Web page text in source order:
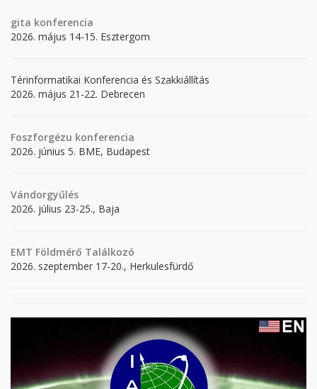
gita konferencia
2026. május 14-15. Esztergom
Térinformatikai Konferencia és Szakkiállítás
2026. május 21-22. Debrecen
Foszforgézu konferencia
2026. június 5. BME, Budapest
Vándorgyűlés
2026. július 23-25., Baja
EMT Földmérő Találkozó
2026. szeptember 17-20., Herkulesfürdő